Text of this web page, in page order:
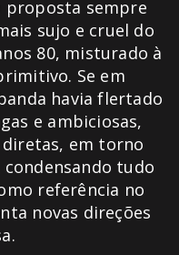
proposta sempre
sujo e cruel do
80, misturado à
Se em
havia flertado
e ambiciosas,
em torno
tudo
referência no
novas direções